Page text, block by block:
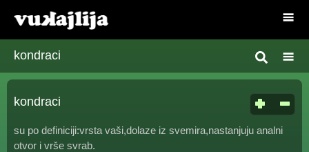
kondraci
kondraci
su po definiciji:vrsta vaši,dolaze iz svemira,nastanjuju analni
otvor i vrše svrab.